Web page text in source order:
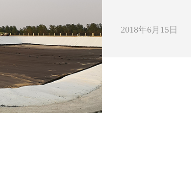
2018年6月15日